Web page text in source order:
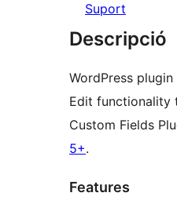
Suport
Descripció
WordPress
Edit functionality
Custom Fields
5+.
Features